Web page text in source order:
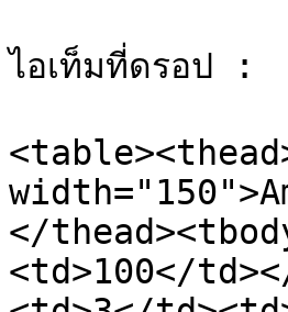
ไอเท็มที่ดรอป :
</
<td>100</